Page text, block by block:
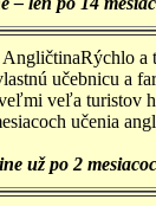
a
učebnicu a
veľa turistov
učenia
už po 2